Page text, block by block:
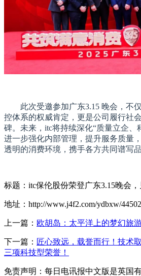
此次受邀参加广东3.15 晚会，不
控体系的权威肯定，更是公司履行社
碑。未来，itc将持续深化“质量立企、
进一步强化内部管理，提升服务质量
透明的消费环境，携手各方共同谱写
标题：itc保伦股份荣登广东3.15晚会
地址：http://www.j4f2.com/ydbxw/
上一篇： 欧胡岛：太平洋上的梦幻旅
下一篇： 匠心致远，载誉而行！技术
三项科技型荣誉！
免责声明：每日电讯报中文版是英国